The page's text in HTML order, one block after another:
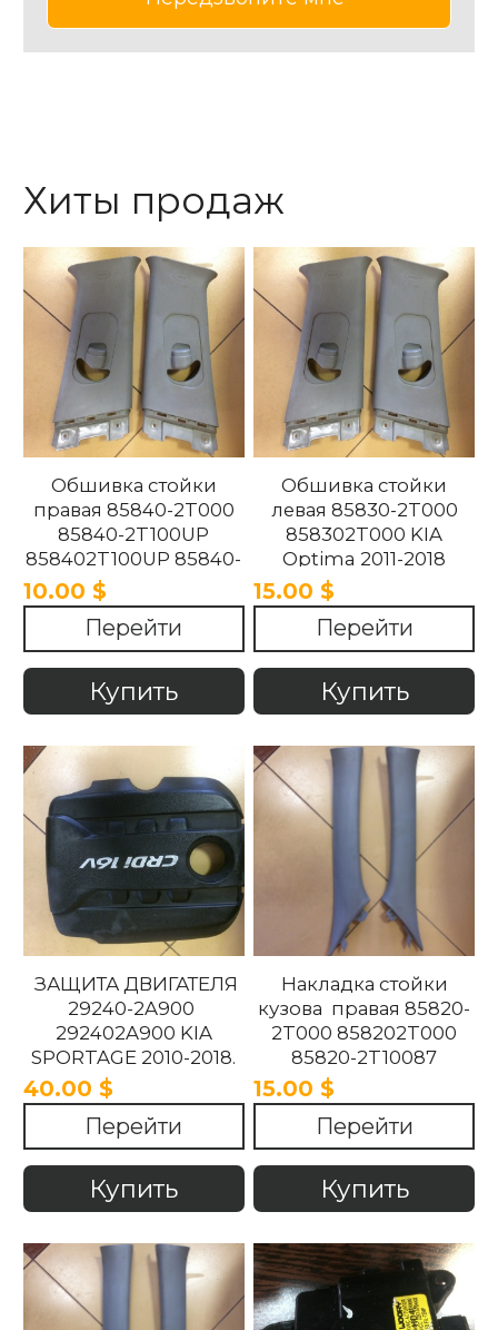
Хиты продаж
Обшивка стойки
правая 85840-2T000
85840-2T100UP
858402T100UP 85840-
2T100UP KIA Optima
2011-2018
10.00 $
Перейти
Купить
Обшивка стойки
левая 85830-2T000
858302T000 KIA
Optima 2011-2018
15.00 $
Перейти
Купить
ЗАЩИТА ДВИГАТЕЛЯ
29240-2A900
292402A900 KIA
SPORTAGE 2010-2018.
40.00 $
Перейти
Купить
Накладка стойки
кузова правая 85820-
2T000 858202T000
85820-2T10087
858202T10087 85820-
2T100UP
858202T100UP Kia
Optima 2010 -2015
15.00 $
Перейти
Купить